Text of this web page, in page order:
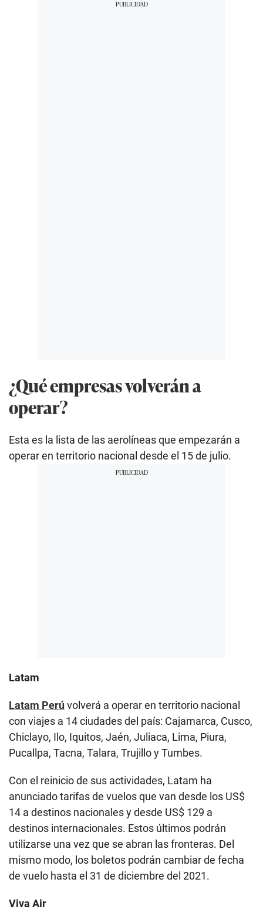
¿Qué empresas volverán a
operar?
Esta es la lista de las aerolíneas que empezarán a
operar en territorio nacional desde el 15 de julio.
Latam
Latam Perúvolverá a operar en territorio nacional
con viajes a 14 ciudades del país: Cajamarca, Cusco,
Chiclayo, Ilo, Iquitos, Jaén, Juliaca, Lima, Piura,
Pucallpa, Tacna, Talara, Trujillo y Tumbes.
Con el reinicio de sus actividades, Latam ha
anunciado tarifas de vuelos que van desde los US$
14 a destinos nacionales y desde US$ 129 a
destinos internacionales. Estos últimos podrán
utilizarse una vez que se abran las fronteras. Del
mismo modo, los boletos podrán cambiar de fecha
de vuelo hasta el 31 de diciembre del 2021.
Viva Air